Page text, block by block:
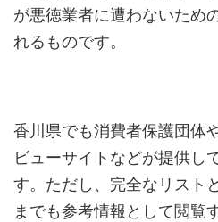
が悪徳業者に遭わないため
れるものです。
香川県でも消費者保護団体
ビューサイトなどが提供し
す。ただし、完全なリスト
までも参考情報として閲覧